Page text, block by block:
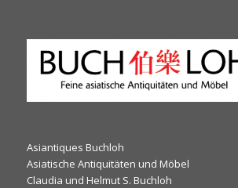
Asiantiques Buchloh
Asiatische Antiquitäten und Möbel
Claudia und Helmut S. Buchloh